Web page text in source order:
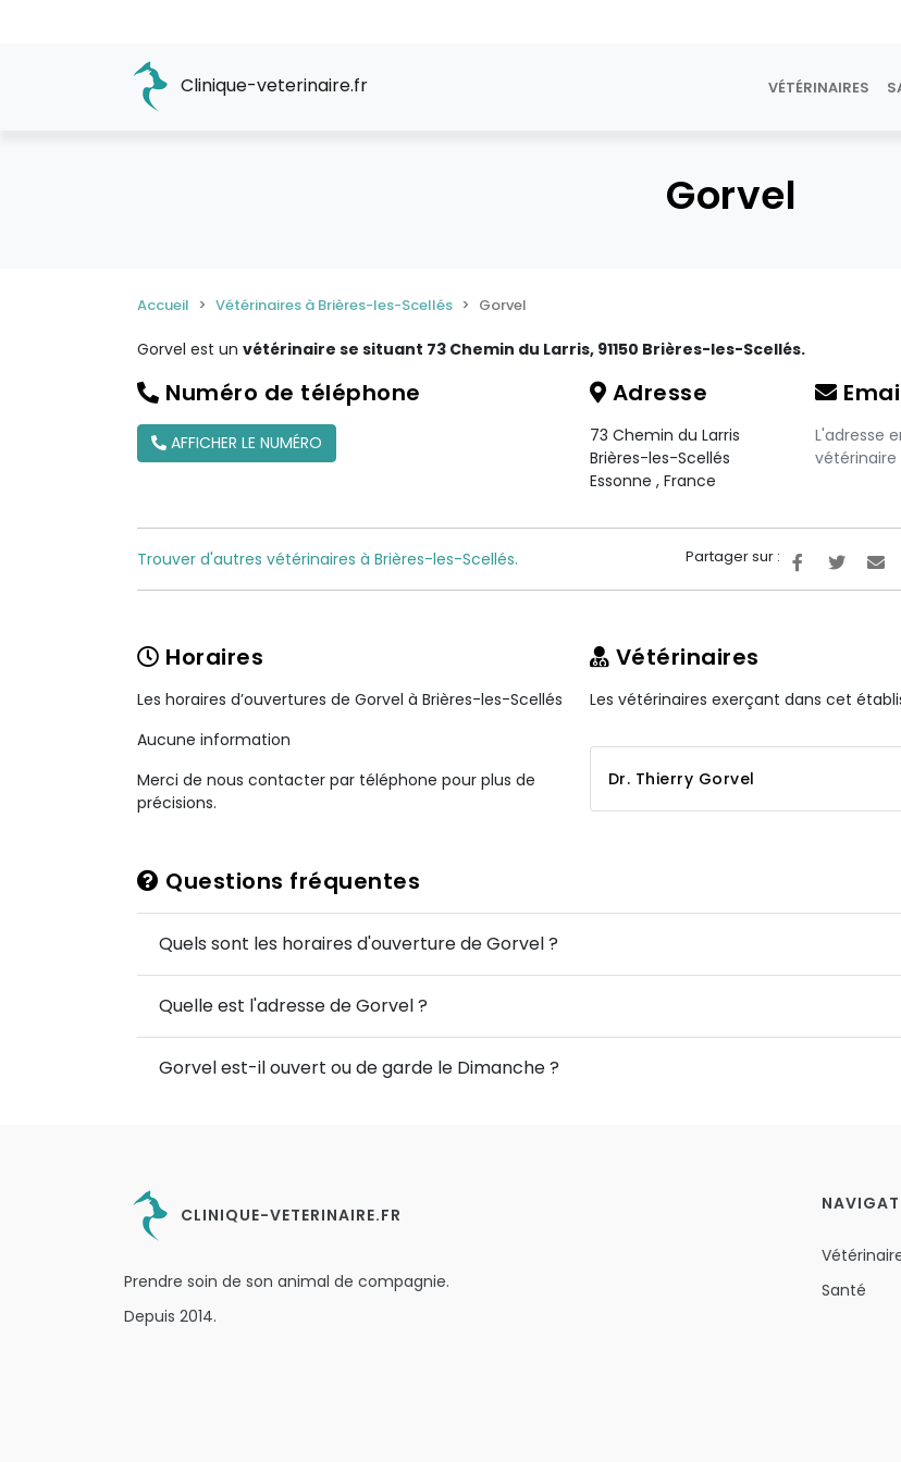
Clinique-veterinaire.fr VÉTÉRINAIRES
Gorvel
Accueil Vétérinaires à Brières-les-Scellés Gorvel
Gorvel est un vétérinaire se situant 73 Chemin du Larris, 91150 Brières-les-Scellés.
Numéro de téléphone
AFFICHER LE NUMÉRO
Adresse
73 Chemin du Larris
Brières-les-Scellés
Essonne , France
L'adresse
Partager sur :
Trouver d'autres vétérinaires à Brières-les-Scellés.
Horaires
Les horaires d’ouvertures de Gorvel à Brières-les-Scellés
Aucune information
Merci de nous contacter par téléphone pour plus de
précisions.
Vétérinaires
Les vétérinaires exerçant dans cet
Dr. Thierry Gorvel
Questions fréquentes
Quels sont les horaires d'ouverture de Gorvel ?
Quelle est l'adresse de Gorvel ?
Gorvel est-il ouvert ou de garde le Dimanche ?
CLINIQUE-VETERINAIRE.FR
Prendre soin de son animal de compagnie.
Depuis 2014.
Santé